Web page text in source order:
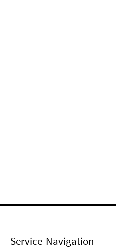
Service-Navigation